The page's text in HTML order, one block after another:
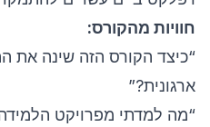
חוויות מהקורס:
“כיצד הקורס הזה שינה את
ארגונית?”
“מה למדתי מפרויקט